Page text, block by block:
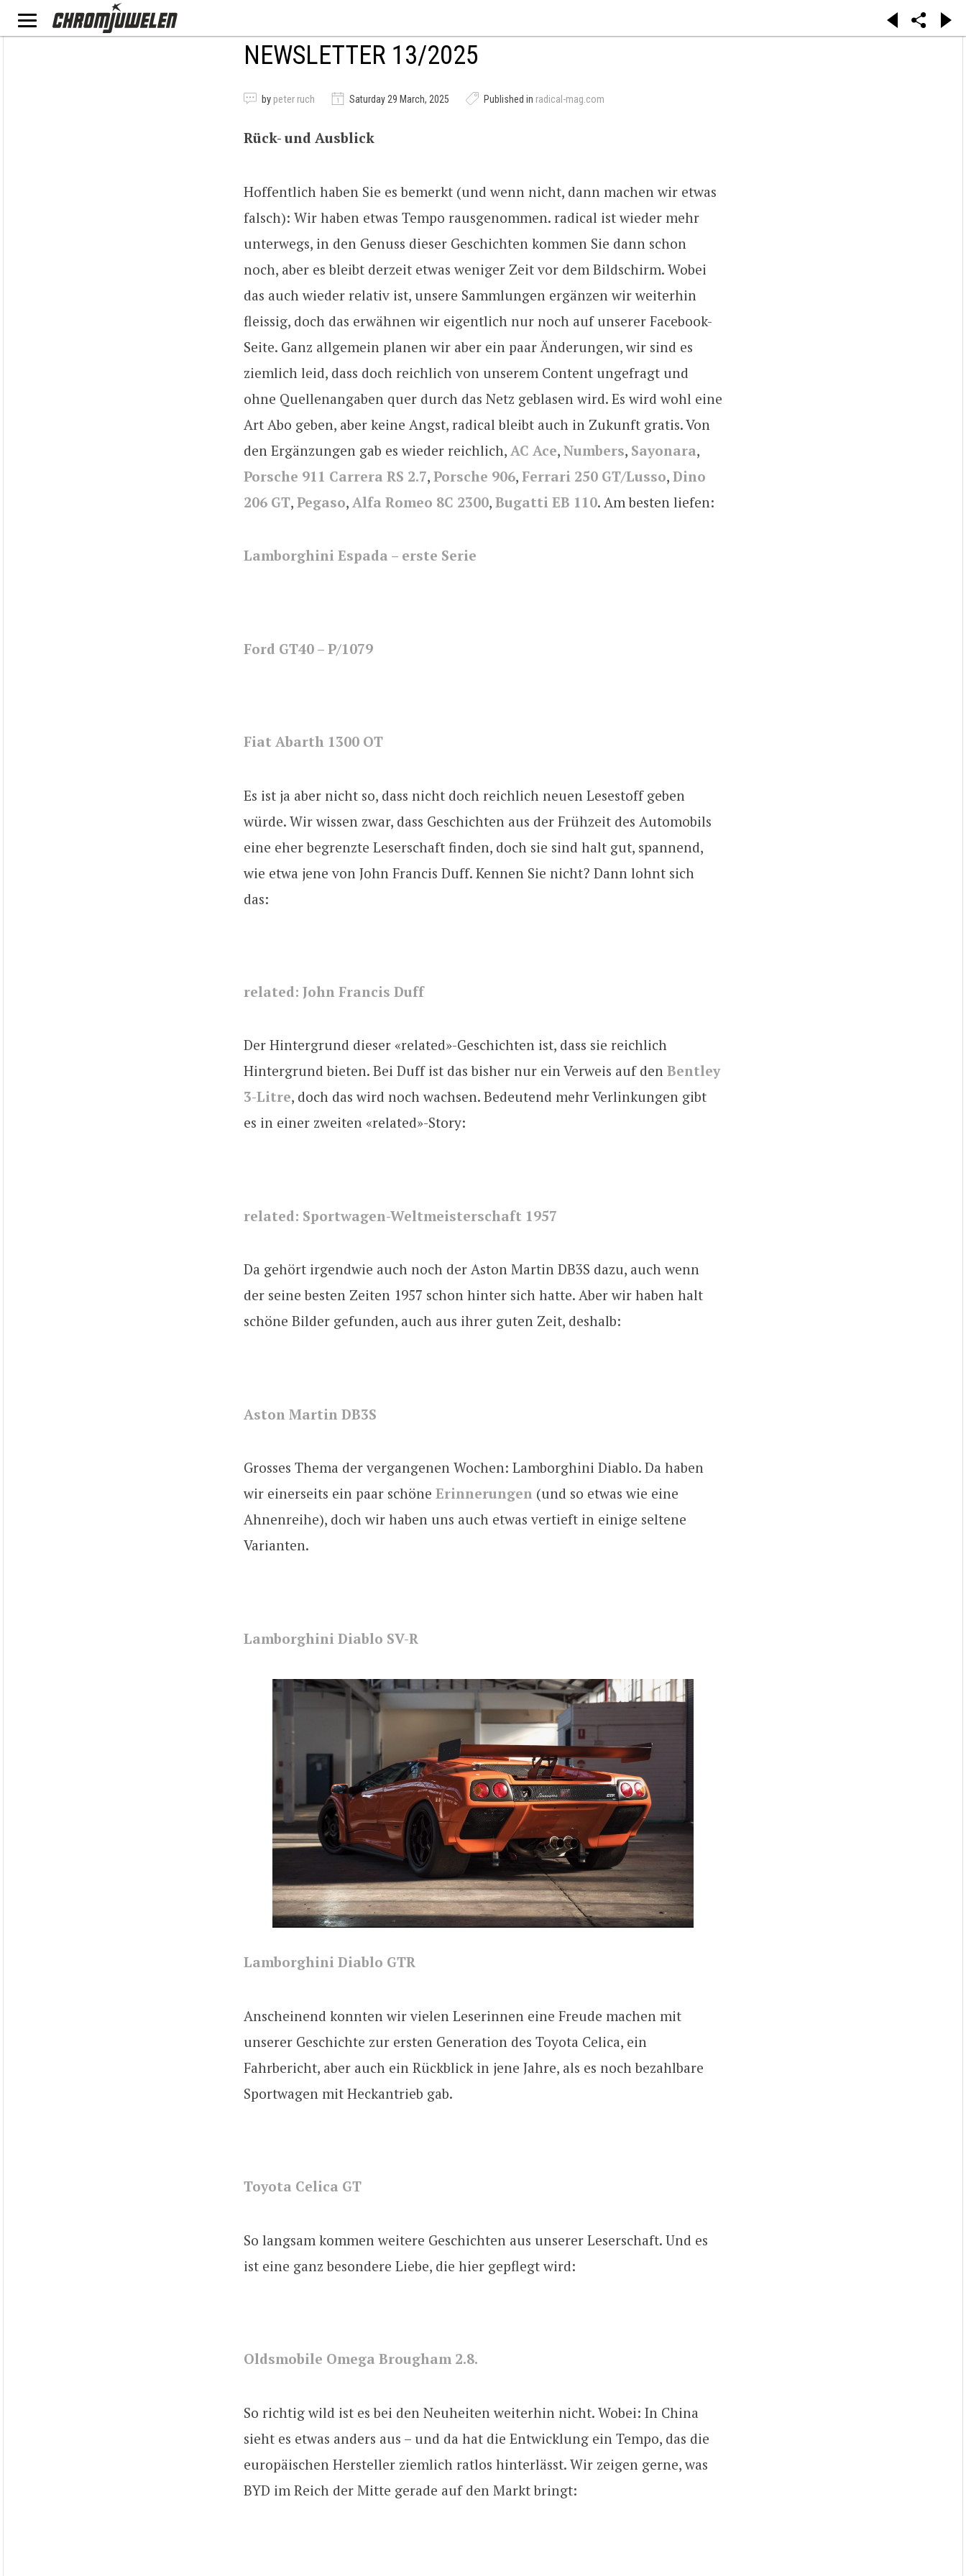
NEWSLETTER 13/2025
by peter ruch Saturday 29 March, 2025 Published in radical-mag.com
Rück- und Ausblick
Hoffentlich haben Sie es bemerkt (und wenn nicht, dann machen wir etwas
falsch): Wir haben etwas Tempo rausgenommen. radical ist wieder mehr
unterwegs, in den Genuss dieser Geschichten kommen Sie dann schon
noch, aber es bleibt derzeit etwas weniger Zeit vor dem Bildschirm. Wobei
das auch wieder relativ ist, unsere Sammlungen ergänzen wir weiterhin
fleissig, doch das erwähnen wir eigentlich nur noch auf unserer Facebook-
Seite. Ganz allgemein planen wir aber ein paar Änderungen, wir sind es
ziemlich leid, dass doch reichlich von unserem Content ungefragt und
ohne Quellenangaben quer durch das Netz geblasen wird. Es wird wohl eine
Art Abo geben, aber keine Angst, radical bleibt auch in Zukunft gratis. Von
den Ergänzungen gab es wieder reichlich, AC Ace, Numbers, Sayonara,
Porsche 911 Carrera RS 2.7, Porsche 906, Ferrari 250 GT/Lusso, Dino
206 GT, Pegaso, Alfa Romeo 8C 2300, Bugatti EB 110. Am besten liefen:
Lamborghini Espada – erste Serie
Ford GT40 – P/1079
Fiat Abarth 1300 OT
Es ist ja aber nicht so, dass nicht doch reichlich neuen Lesestoff geben
würde. Wir wissen zwar, dass Geschichten aus der Frühzeit des Automobils
eine eher begrenzte Leserschaft finden, doch sie sind halt gut, spannend,
wie etwa jene von John Francis Duff. Kennen Sie nicht? Dann lohnt sich
das:
related: John Francis Duff
Der Hintergrund dieser «related»-Geschichten ist, dass sie reichlich
Hintergrund bieten. Bei Duff ist das bisher nur ein Verweis auf den Bentley
3-Litre, doch das wird noch wachsen. Bedeutend mehr Verlinkungen gibt
es in einer zweiten «related»-Story:
related: Sportwagen-Weltmeisterschaft 1957
Da gehört irgendwie auch noch der Aston Martin DB3S dazu, auch wenn
der seine besten Zeiten 1957 schon hinter sich hatte. Aber wir haben halt
schöne Bilder gefunden, auch aus ihrer guten Zeit, deshalb:
Aston Martin DB3S
Grosses Thema der vergangenen Wochen: Lamborghini Diablo. Da haben
wir einerseits ein paar schöne Erinnerungen (und so etwas wie eine
Ahnenreihe), doch wir haben uns auch etwas vertieft in einige seltene
Varianten.
Lamborghini Diablo SV-R
Lamborghini Diablo GTR
Anscheinend konnten wir vielen Leserinnen eine Freude machen mit
unserer Geschichte zur ersten Generation des Toyota Celica, ein
Fahrbericht, aber auch ein Rückblick in jene Jahre, als es noch bezahlbare
Sportwagen mit Heckantrieb gab.
Toyota Celica GT
So langsam kommen weitere Geschichten aus unserer Leserschaft. Und es
ist eine ganz besondere Liebe, die hier gepflegt wird:
Oldsmobile Omega Brougham 2.8.
So richtig wild ist es bei den Neuheiten weiterhin nicht. Wobei: In China
sieht es etwas anders aus – und da hat die Entwicklung ein Tempo, das die
europäischen Hersteller ziemlich ratlos hinterlässt. Wir zeigen gerne, was
BYD im Reich der Mitte gerade auf den Markt bringt: